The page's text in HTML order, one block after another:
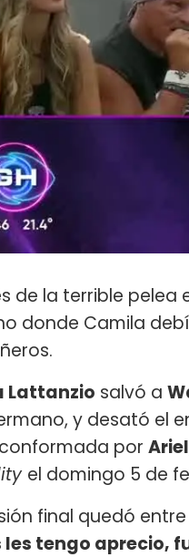
de la terrible pelea
donde Camila
Lattanzio salvó a
y desató el
por Ariel
el domingo 5 de
final quedó
les tengo aprecio,